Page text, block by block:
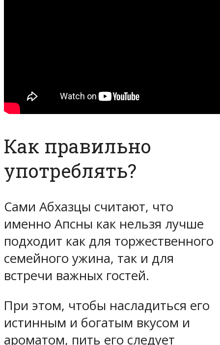
Как правильно
употреблять?
Сами Абхазцы считают, что
именно Апсны как нельзя лучше
подходит как для торжественного
семейного ужина, так и для
встречи важных гостей.
При этом, чтобы насладиться его
истинным и богатым вкусом и
ароматом, пить его следует